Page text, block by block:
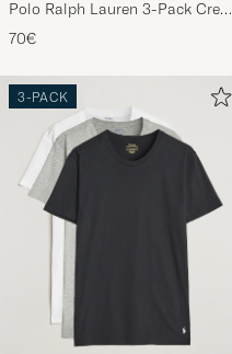
Polo Ralph Lauren 3-Pack Crew
Neck T-Shirt Black
70€
3-PACK